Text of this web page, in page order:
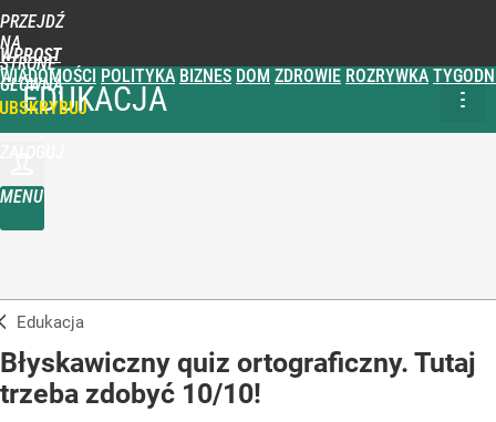
PRZEJDŹ
NA
STRONĘ
GŁÓWNĄ
WPROST
WIADOMOŚCI POLITYKA BIZNES DOM ZDROWIE ROZRYWKA
MENU
EDUKACJA
Edukacja
Błyskawiczny quiz ortograficzny. Tutaj
trzeba zdobyć 10/10!